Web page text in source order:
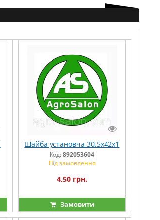
Шайба установча 30.5х42х1
Код:892053604
Під замовлення
4,50 грн.
Замовити